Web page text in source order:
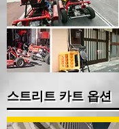
스트리트 카트 옵션